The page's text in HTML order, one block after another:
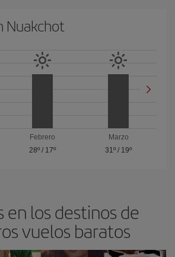
Nuakchot
Febrero
28º/ 17º
Marzo
31º / 19º
en los destinos de
vuelos baratos